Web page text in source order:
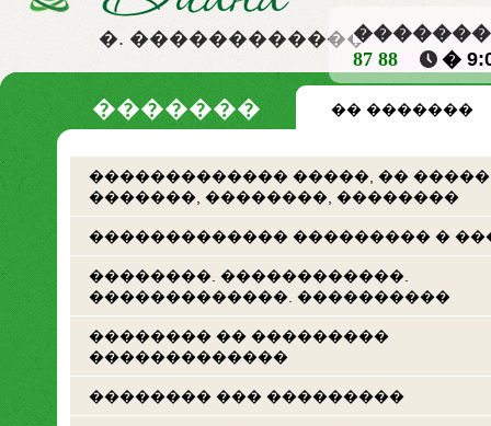
�. ������������
87 88
�
������� �� �������
������������� �����, ��
�������, ��������, ��������
������������� ��������� �
��������. ������������.
�������������. ����������
�������� �� ���������
�������������
�������� ��� ���������